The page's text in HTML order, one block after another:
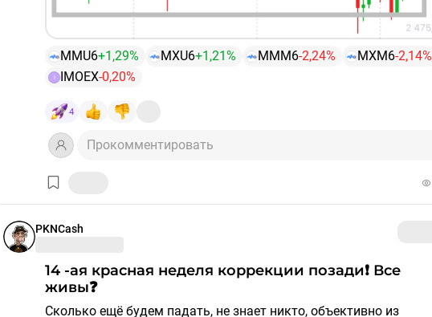
MMU6+1,29% MXU6+1,21% MMM6-2,24% MXM6-2,14%
I IMOEX-0,20%
4
Прокомментировать
PKNCash
14 -ая красная неделя коррекции позади❗️ Все
живы❓
Сколько ещё будем падать, не знает никто, объективно из